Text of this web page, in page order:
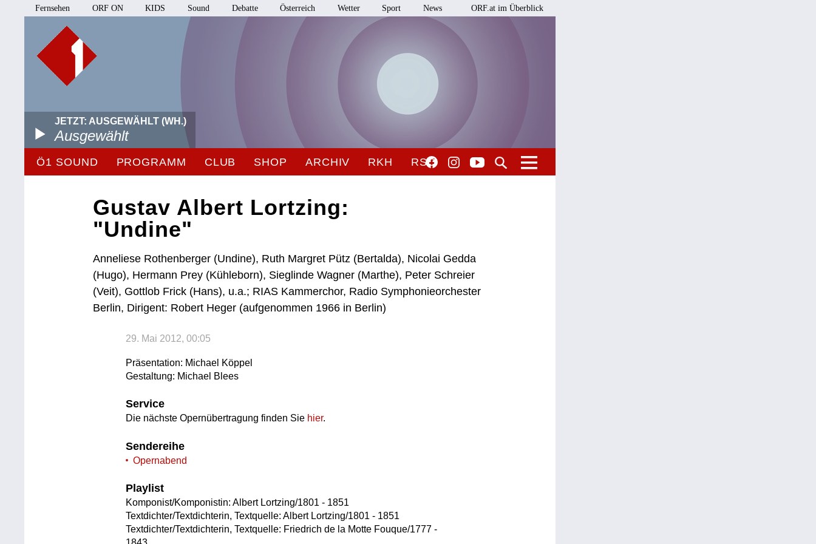
Fernsehen ORF ON KIDS Sound Debatte Österreich Wetter Sport News ORF.at im Überblick
JETZT: AUSGEWÄHLT (WH.)
Ausgewählt
Ö1 SOUND PROGRAMM CLUB SHOP ARCHIV RKH RSO
Gustav Albert Lortzing:
"Undine"
Anneliese Rothenberger (Undine), Ruth Margret Pütz (Bertalda), Nicolai Gedda
(Hugo), Hermann Prey (Kühleborn), Sieglinde Wagner (Marthe), Peter Schreier
(Veit), Gottlob Frick (Hans), u.a.; RIAS Kammerchor, Radio Symphonieorchester
Berlin, Dirigent: Robert Heger (aufgenommen 1966 in Berlin)
29. Mai 2012, 00:05
Präsentation: Michael Köppel
Gestaltung: Michael Blees
Service
Die nächste Opernübertragung finden Sie hier.
Sendereihe
Opernabend
Playlist
Komponist/Komponistin: Albert Lortzing/1801 - 1851
Textdichter/Textdichterin, Textquelle: Albert Lortzing/1801 - 1851
Textdichter/Textdichterin, Textquelle: Friedrich de la Motte Fouque/1777 -